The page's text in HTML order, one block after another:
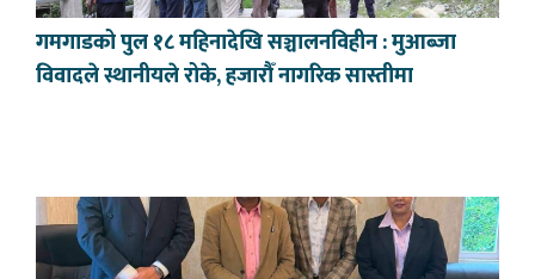
गमगाडको पुल १८ महिनादेखि सञ्चालनविहीन : मुआब्जा
विवादले स्थानीयले रोके, हजारौँ नागरिक सास्तीमा